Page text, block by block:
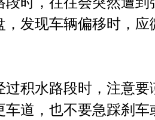
，发现车辆偏移时，
水路段时，注意要
车道，也不要急踩刹